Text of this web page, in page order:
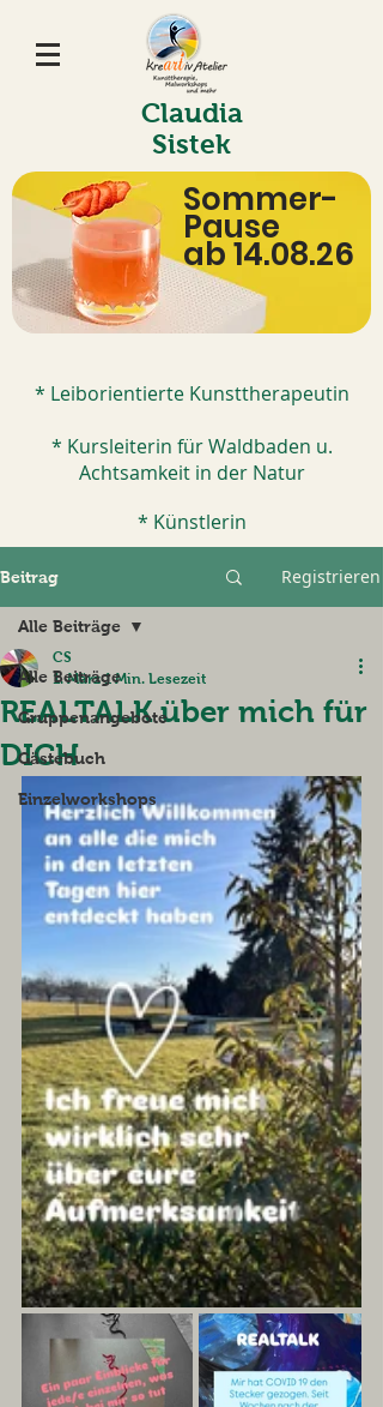
Claudia
Sistek
Sommer-
Pause
ab 14.08.26
* Leiborientierte Kunsttherapeutin
* Kursleiterin für Waldbaden u.
Achtsamkeit in der Natur
* Künstlerin​
Beitrag Registrieren
Alle Beiträge
Gruppenangebote
Gästebuch
Einzelworkshops
Alle Beiträge
REALTALK über mich für
DICH
CS
1. März 1 Min. Lesezeit